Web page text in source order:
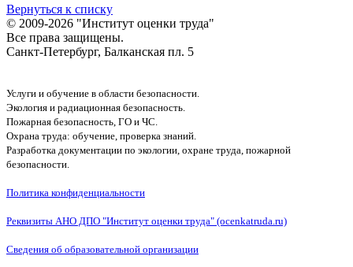
Вернуться к списку
© 2009-2026 "Институт оценки труда"
Все права защищены.
Санкт-Петербург, Балканская пл. 5
Услуги и обучение в области безопасности.
Экология и радиационная безопасность.
Пожарная безопасность, ГО и ЧС.
Охрана труда: обучение, проверка знаний.
Разработка документации по экологии, охране труда, пожарной
безопасности.
Политика конфиденциальности
Реквизиты АНО ДПО "Институт оценки труда" (ocenkatruda.ru)
Сведения об образовательной организации